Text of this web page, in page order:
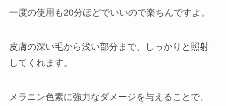
一度の使用も20分ほどでいいので楽ちんですよ。
皮膚の深い毛から浅い部分まで、しっかりと照射
してくれます。
メラニン色素に強力なダメージを与えることで、